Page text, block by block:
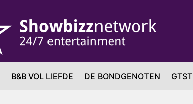
B&B VOL LIEFDE DE BONDGENOTEN GTST